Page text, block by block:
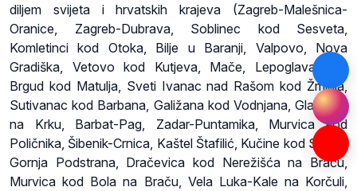
diljem svijeta i hrvatskih krajeva (Zagreb-Malešnica-
Oranice, Zagreb-Dubrava, Soblinec kod Sesveta,
Komletinci kod Otoka, Bilje u Baranji, Valpovo, Nova
Gradiška, Vetovo kod Kutjeva, Mače, Lepoglava, Veli
Brgud kod Matulja, Sveti Ivanac nad Rašom kod Žminja,
Sutivanac kod Barbana, Galižana kod Vodnjana, Glavotok
na Krku, Barbat-Pag, Zadar-Puntamika, Murvica kod
Poličnika, Šibenik-Crnica, Kaštel Štafilić, Kučine kod Solina,
Gornja Podstrana, Dračevica kod Nerežišća na Braču,
Murvica kod Bola na Braču, Vela Luka-Kale na Korčuli,